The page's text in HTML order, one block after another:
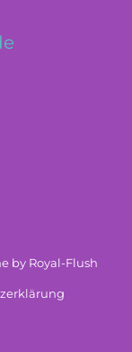
by Royal-Flush